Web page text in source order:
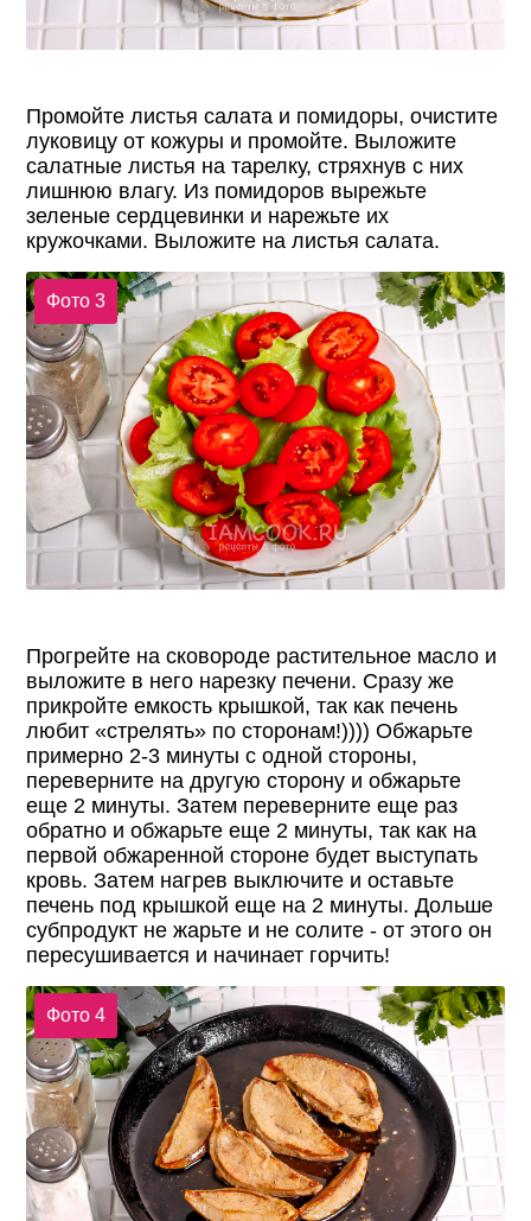
Промойте листья салата и помидоры, очистите
луковицу от кожуры и промойте. Выложите
салатные листья на тарелку, стряхнув с них
лишнюю влагу. Из помидоров вырежьте
зеленые сердцевинки и нарежьте их
кружочками. Выложите на листья салата.
Фото 3
Прогрейте на сковороде растительное масло и
выложите в него нарезку печени. Сразу же
прикройте емкость крышкой, так как печень
любит «стрелять» по сторонам!)))) Обжарьте
примерно 2-3 минуты с одной стороны,
переверните на другую сторону и обжарьте
еще 2 минуты. Затем переверните еще раз
обратно и обжарьте еще 2 минуты, так как на
первой обжаренной стороне будет выступать
кровь. Затем нагрев выключите и оставьте
печень под крышкой еще на 2 минуты. Дольше
субпродукт не жарьте и не солите - от этого он
пересушивается и начинает горчить!
Фото 4